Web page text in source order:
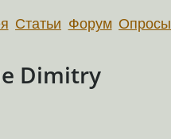
Статьи Форум Опросы
Dimitry